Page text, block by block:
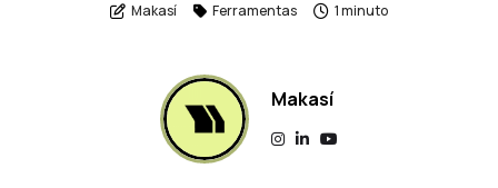
Makasí Ferramentas 1 minuto
Makasí